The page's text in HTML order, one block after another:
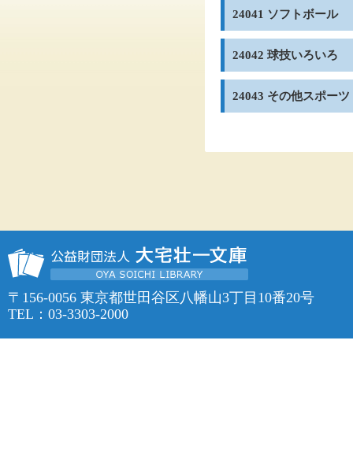
24041 ソフトボール
24042 球技いろいろ
24043 その他スポーツ
〒156-0056 東京都世田谷区八幡山3丁目10番20号
TEL：03-3303-2000